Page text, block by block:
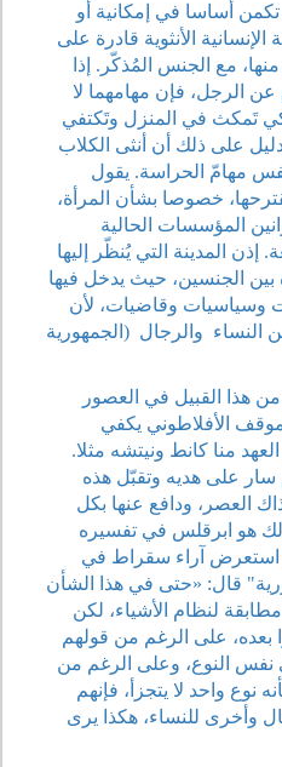
تكمن أساسا في إمكانية أو
الأنثوية قادرة على
مع الجنس المُذكّر. إذا
عن الرجل، فإن مهامهما لا
تَمكث في المنزل وتَكتفي
على ذلك أن أنثى الكلاب
مهامّ الحراسة. يقول
خصوصا بشأن المرأة،
المؤسسات الحالية
إذن المدينة التي يُنظّر إليها
بين الجنسين، حيث يدخل فيها
وسياسيات وقاضيات، لأن
النساء والرجال (الجمهورية
هذا القبيل في العصور
الأفلاطوني يكفي
منا كانط ونيتشه مثلا.
سار على هديه وتقبّل هذه
العصر، ودافع عنها بكل
هو ابرقلس في تفسيره
استعرض آراء سقراط في
قال: «حتى في هذا الشأن
لنظام الأشياء، لكن
بعده، على الرغم من قولهم
نفس النوع، وعلى الرغم من
نوع واحد لا يتجزأ، فإنهم
وأخرى للنساء، هكذا يرى